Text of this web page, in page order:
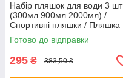
Набір пляшок для води 3 шт
(300мл 900мл 2000мл) /
Спортивні пляшки / Пляшка
для води Purple (9045)
Готово до відправки
295 ₴ 383,50 ₴